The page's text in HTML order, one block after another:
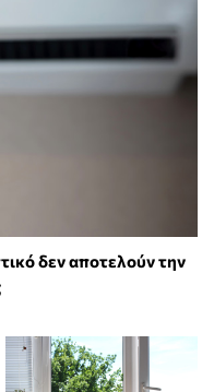
δεν αποτελούν την